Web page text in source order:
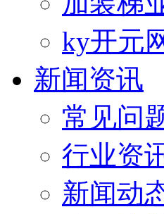
ky开元
新闻资讯
常见问
行业资
新闻动